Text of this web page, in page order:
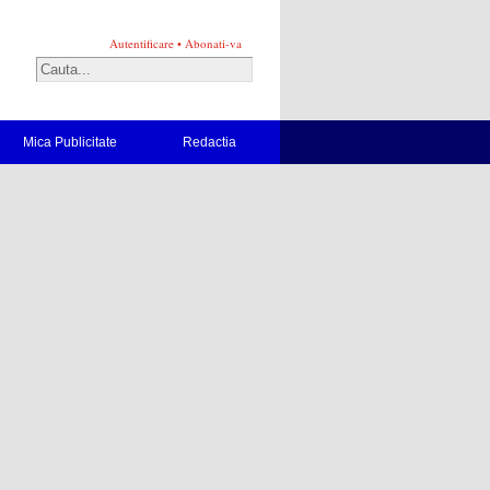
Autentificare • Abonati-va
Mica Publicitate Redactia